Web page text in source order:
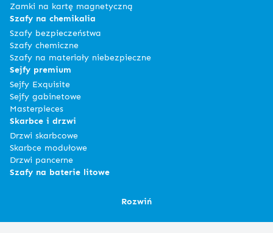
Zamki na kartę magnetyczną
Szafy na chemikalia
Szafy bezpieczeństwa
Szafy chemiczne
Szafy na materiały niebezpieczne
Sejfy premium
Sejfy Exquisite
Sejfy gabinetowe
Masterpieces
Skarbce i drzwi
Drzwi skarbcowe
Skarbce modułowe
Drzwi pancerne
Szafy na baterie litowe
Rozwiń